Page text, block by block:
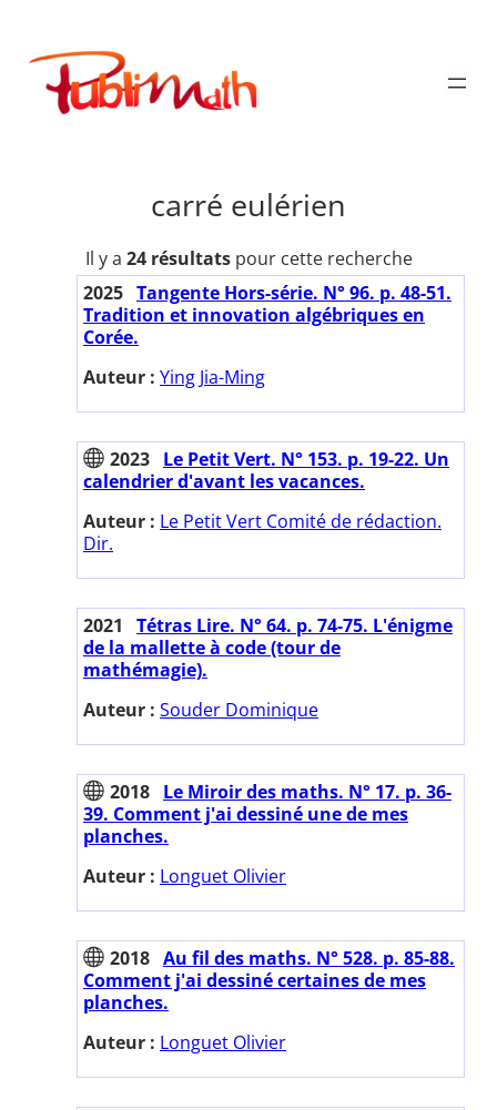
contenu
Publimath
carré eulérien
Il y a 24 résultatspour cette recherche
2025 Tangente Hors-série. N° 96. p. 48-51.
Tradition et innovation algébriques en
Corée.
Auteur : Ying Jia-Ming
2023 Le Petit Vert. N° 153. p. 19-22. Un
calendrier d'avant les vacances.
Auteur : Le Petit Vert Comité de rédaction.
Dir.
2021
Tétras Lire. N° 64. p. 74-75. L'énigme
de la mallette à code (tour de
mathémagie).
Auteur : Souder Dominique
2018 Le Miroir des maths. N° 17. p. 36-
39. Comment j'ai dessiné une de mes
planches.
Auteur : Longuet Olivier
2018 Au fil des maths. N° 528. p. 85-88.
Comment j'ai dessiné certaines de mes
planches.
Auteur : Longuet Olivier